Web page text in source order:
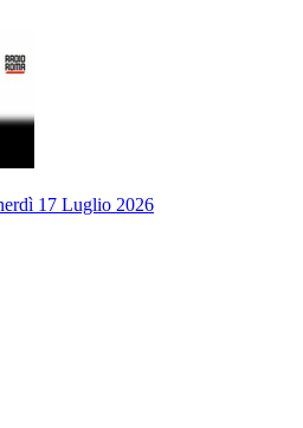
17 Luglio 2026